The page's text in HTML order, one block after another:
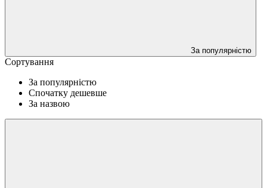
За популярністю
Сортування
За популярністю
Спочатку дешевше
За назвою